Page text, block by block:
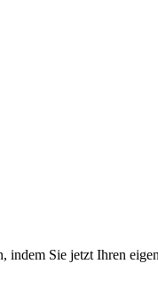
indem Sie jetzt Ihren